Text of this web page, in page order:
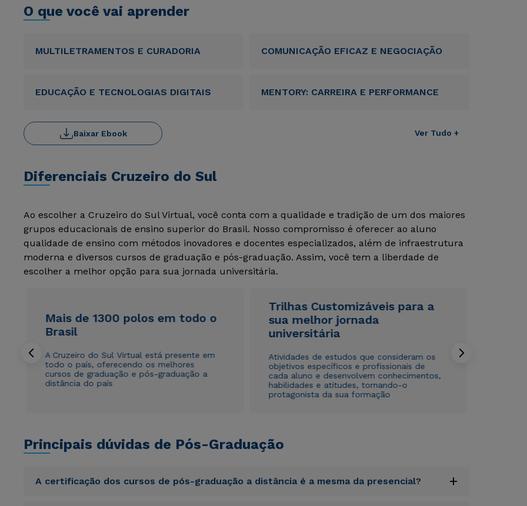
O que você vai aprender
MULTILETRAMENTOS E CURADORIA COMUNICAÇÃO EFICAZ E NEGOCIAÇÃO
EDUCAÇÃO E TECNOLOGIAS DIGITAIS MENTORY: CARREIRA E PERFORMANCE
Ver Tudo +
Baixar Ebook
Diferenciais Cruzeiro do Sul
Ao escolher a Cruzeiro do Sul Virtual, você conta com a qualidade e tradição de um dos maiores
grupos educacionais de ensino superior do Brasil. Nosso compromisso é oferecer ao aluno
qualidade de ensino com métodos inovadores e docentes especializados, além de infraestrutura
moderna e diversos cursos de graduação e pós-graduação. Assim, você tem a liberdade de
escolher a melhor opção para sua jornada universitária.
Mais de 1300 polos em todo o
Brasil
A Cruzeiro do Sul Virtual está presente em
todo o país, oferecendo os melhores
cursos de graduação e pós-graduação a
distância do país
Trilhas Customizáveis para a
sua melhor jornada
universitária
Atividades de estudos que consideram os
objetivos específicos e profissionais de
cada aluno e desenvolvem conhecimentos,
habilidades e atitudes, tornando-o
protagonista da sua formação
Principais dúvidas de Pós-Graduação
A certificação dos cursos de pós-graduação a distância é a mesma da presencial? +
Rápido e fácil
ou
envio de conteúdos da Cruzeiro do Sul.
Rápido e fácil
ou
envio de conteúdos da Cruzeiro do Sul.